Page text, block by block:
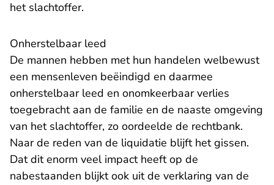
het slachtoffer.
Onherstelbaar leed
De mannen hebben met hun handelen welbewust
een mensenleven beëindigd en daarmee
onherstelbaar leed en onomkeerbaar verlies
toegebracht aan de familie en de naaste omgeving
van het slachtoffer, zo oordeelde de rechtbank.
Naar de reden van de liquidatie blijft het gissen.
Dat dit enorm veel impact heeft op de
nabestaanden blijkt ook uit de verklaring van de